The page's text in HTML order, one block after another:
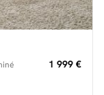
1 999 €